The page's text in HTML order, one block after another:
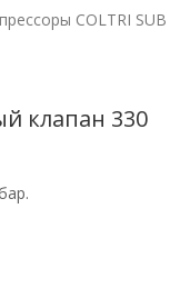
COLTRI SUB
клапан 330